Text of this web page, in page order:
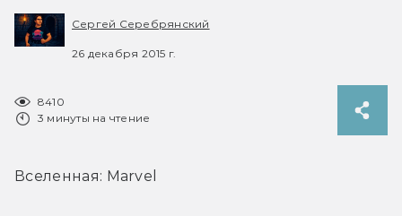
Сергей Серебрянский
26 декабря 2015 г.
8410
3 минуты на чтение
Вселенная: Marvel